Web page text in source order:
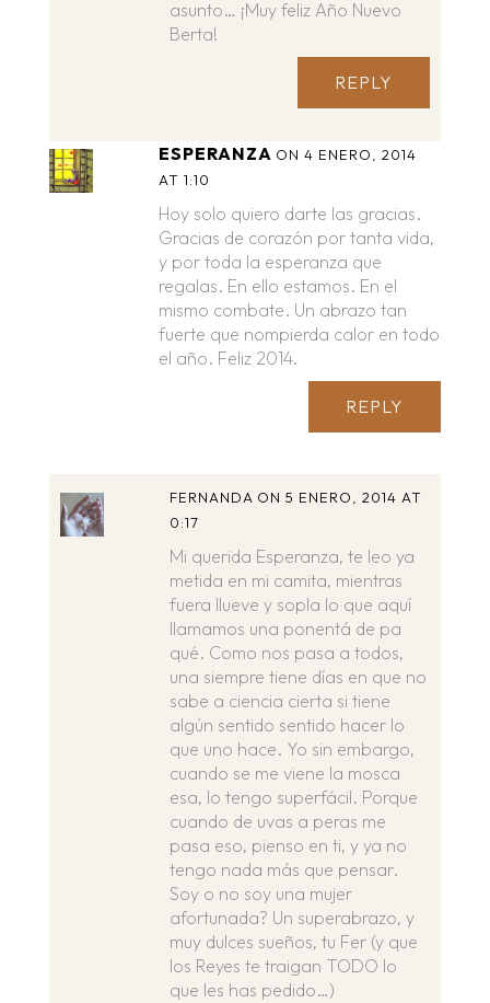
asunto… ¡Muy feliz Año Nuevo
Berta!
REPLY
ESPERANZA ON 4 ENERO, 2014
AT 1:10
Hoy solo quiero darte las gracias.
Gracias de corazón por tanta vida,
y por toda la esperanza que
regalas. En ello estamos. En el
mismo combate. Un abrazo tan
fuerte que nompierda calor en todo
el año. Feliz 2014.
REPLY
FERNANDA ON 5 ENERO, 2014 AT
0:17
Mi querida Esperanza, te leo ya
metida en mi camita, mientras
fuera llueve y sopla lo que aquí
llamamos una ponentá de pa
qué. Como nos pasa a todos,
una siempre tiene días en que no
sabe a ciencia cierta si tiene
algún sentido sentido hacer lo
que uno hace. Yo sin embargo,
cuando se me viene la mosca
esa, lo tengo superfácil. Porque
cuando de uvas a peras me
pasa eso, pienso en ti, y ya no
tengo nada más que pensar.
Soy o no soy una mujer
afortunada? Un superabrazo, y
muy dulces sueños, tu Fer (y que
los Reyes te traigan TODO lo
que les has pedido…)